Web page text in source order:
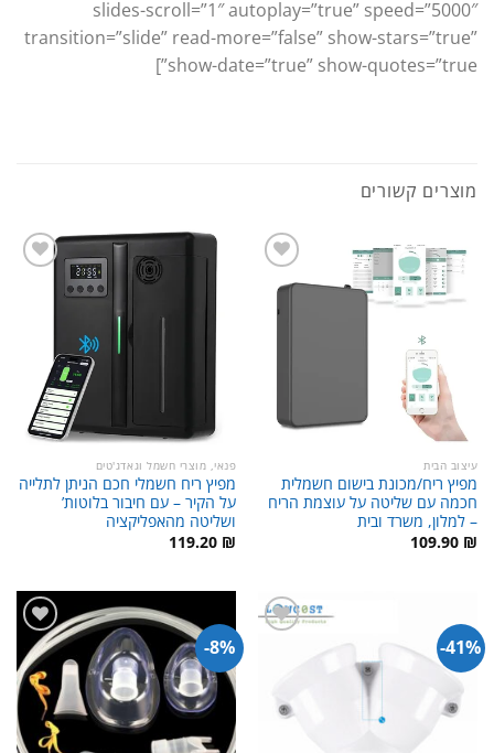
slides-scroll=”1″ autoplay=”true” speed=”5000″
transition=”slide” read-more=”false” show-stars=”true”
show-date=”true” show-quotes=”true”]
מוצרים קשורים
עיצוב הבית
מפיץ ריח/מכונת בישום חשמלית
חכמה עם שליטה על עוצמת הריח
– למלון, משרד ובית
109.90 ₪
פנאי, מוצרי חשמל וגאדג'טים
מפיץ ריח חשמלי חכם הניתן לתלייה
על הקיר – עם חיבור בלוטות’
ושליטה מהאפליקציה
119.20 ₪
41%-
8%-